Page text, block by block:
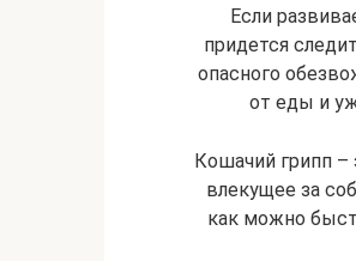
Если
придется
опасного
от еды и
Кошачий грипп –
влекущее за
как можно